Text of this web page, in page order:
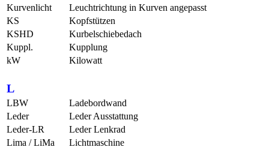
Kurvenlicht
Leuchtrichtung in Kurven angepasst
KS
Kopfstützen
KSHD
Kurbelschiebedach
Kuppl.
Kupplung
kW
Kilowatt
L
LBW
Ladebordwand
Leder
Leder Ausstattung
Leder-LR
Leder Lenkrad
Lima / LiMa
Lichtmaschine